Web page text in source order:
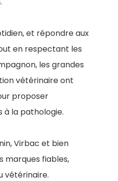
et répondre aux
en respectant les
les grandes
vétérinaire ont
proposer
à la pathologie.
Virbac et bien
marques fiables,
vétérinaire.